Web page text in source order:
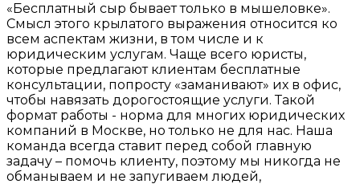
«Бесплатный сыр бывает только в мышеловке».
Смысл этого крылатого выражения относится ко
всем аспектам жизни, в том числе и к
юридическим услугам. Чаще всего юристы,
которые предлагают клиентам бесплатные
консультации, попросту «заманивают» их в офис,
чтобы навязать дорогостоящие услуги. Такой
формат работы - норма для многих юридических
компаний в Москве, но только не для нас. Наша
команда всегда ставит перед собой главную
задачу – помочь клиенту, поэтому мы никогда не
обманываем и не запугиваем людей,